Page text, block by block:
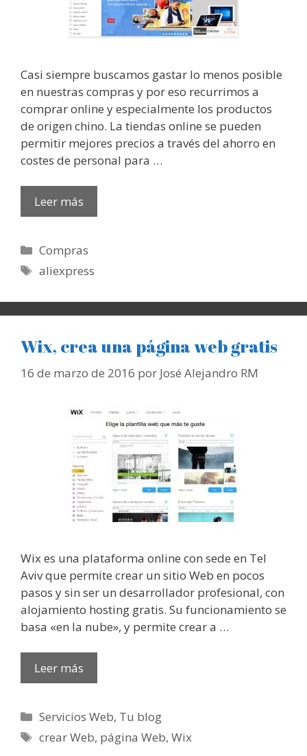
Casi siempre buscamos gastar lo menos posible
en nuestras compras y por eso recurrimos a
comprar online y especialmente los productos
de origen chino. La tiendas online se pueden
permitir mejores precios a través del ahorro en
costes de personal para …
Leer más
Categorías
Compras
Etiquetas
aliexpress
Wix, crea una página web gratis
16 de marzo de 2016 por José Alejandro RM
Wix es una plataforma online con sede en Tel
Aviv que permite crear un sitio Web en pocos
pasos y sin ser un desarrollador profesional, con
alojamiento hosting gratis. Su funcionamiento se
basa «en la nube», y permite crear a …
Leer más
Categorías
Servicios Web, Tu blog
Etiquetas
crear Web, página Web,Wix